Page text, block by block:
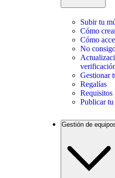
Subir tu
Cómo
Cómo
No
Gestionar
Regalías
Requisitos
Publicar
Gestión de